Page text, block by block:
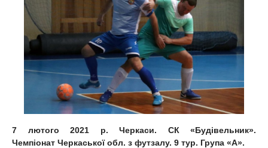
7 лютого 2021 р. Черкаси. СК «Будівельник».
Чемпіонат Черкаської обл. з футзалу. 9 тур. Група «А».